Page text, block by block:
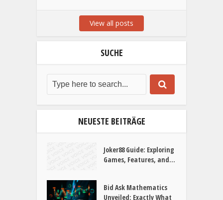
View all posts
SUCHE
NEUESTE BEITRÄGE
Joker88 Guide: Exploring
Games, Features, and...
Bid Ask Mathematics
Unveiled: Exactly What